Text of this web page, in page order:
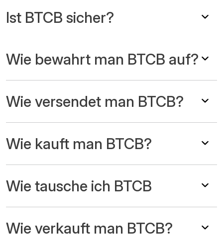
Ist BTCB sicher?
Wie bewahrt man BTCB auf?
Wie versendet man BTCB?
Wie kauft man BTCB?
Wie tausche ich BTCB
Wie verkauft man BTCB?